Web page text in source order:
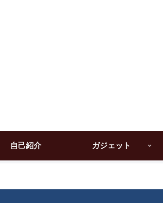
自己紹介 ガジェット